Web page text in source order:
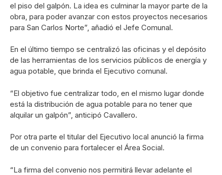
el piso del galpón. La idea es culminar la mayor parte de la
obra, para poder avanzar con estos proyectos necesarios
para San Carlos Norte”, añadió el Jefe Comunal.
En el último tiempo se centralizó las oficinas y el depósito
de las herramientas de los servicios públicos de energía y
agua potable, que brinda el Ejecutivo comunal.
“El objetivo fue centralizar todo, en el mismo lugar donde
está la distribución de agua potable para no tener que
alquilar un galpón”, anticipó Cavallero.
Por otra parte el titular del Ejecutivo local anunció la firma
de un convenio para fortalecer el Área Social.
“La firma del convenio nos permitirá llevar adelante el